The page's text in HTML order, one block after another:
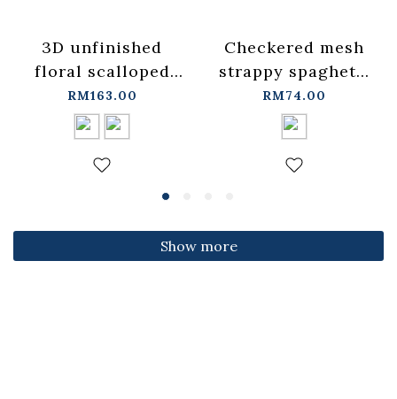
3D unfinished
floral scalloped
jeans, available in
two colors, sizes
S/M/L.
【04011891】in
stock+pre-order
RM163.00
Checkered mesh
strappy spaghetti
strap cover-up
vest -
blue【01099697】
in stock+pre-order
RM74.00
Show more